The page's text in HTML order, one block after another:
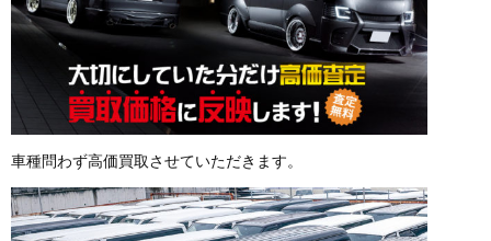
車種問わず高価買取させていただきます。